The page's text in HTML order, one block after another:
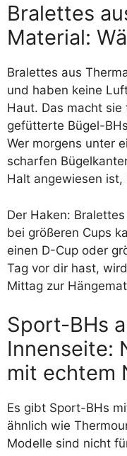
Bralettes
Material:
Bralettes aus
und haben keine
Haut. Das macht
gefütterte Bügel-
Wer morgens unter
scharfen
Halt angewiesen
Der Haken:
bei größeren Cups
einen D-Cup oder
Tag vor dir hast,
Mittag zur
Sport-BHs
Innenseite:
mit echtem
Es gibt Sport-BHs
ähnlich wie
Modelle sind nicht